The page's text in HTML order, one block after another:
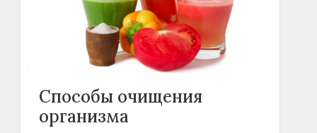
Способы очищения
организма